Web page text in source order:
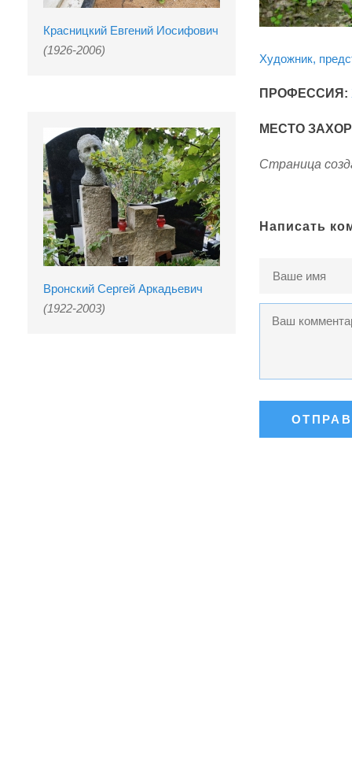
Красницкий Евгений Иосифович
(1926-2006)
Вронский Сергей Аркадьевич
(1922-2003)
Художник,
ПРОФЕССИЯ:
МЕСТО
Страница
Написать